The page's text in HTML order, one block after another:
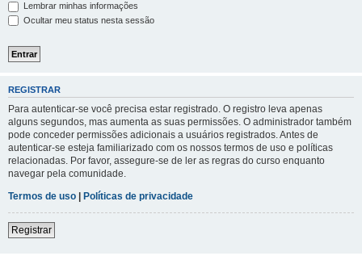
Lembrar minhas informações
Ocultar meu status nesta sessão
REGISTRAR
Para autenticar-se você precisa estar registrado. O registro leva apenas
alguns segundos, mas aumenta as suas permissões. O administrador também
pode conceder permissões adicionais a usuários registrados. Antes de
autenticar-se esteja familiarizado com os nossos termos de uso e políticas
relacionadas. Por favor, assegure-se de ler as regras do curso enquanto
navegar pela comunidade.
Termos de uso | Políticas de privacidade
Registrar